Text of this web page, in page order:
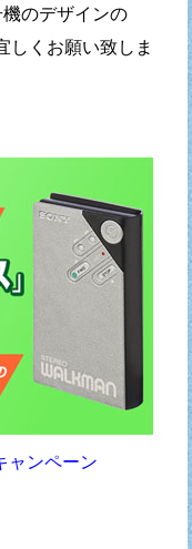
のデザインの
しくお願い致しま
ャンペーン